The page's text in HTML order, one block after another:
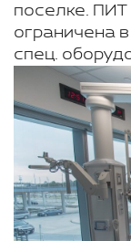
поселке. ПИТ
ограничена
спец.